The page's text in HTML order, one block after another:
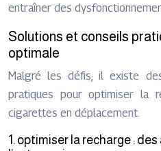
entraîner des
Solutions et conseils
optimale
Malgré les défis, il existe
pratiques pour optimiser la
cigarettes en déplacement.
1. optimiser la recharge :